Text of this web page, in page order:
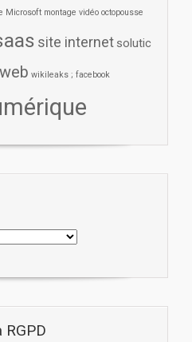
Microsoft montage vidéo octopousse
site internet solutic
web wikileaks ; facebook